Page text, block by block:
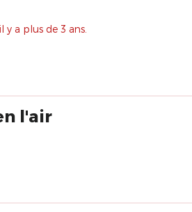
y a plus de 3 ans.
l'air